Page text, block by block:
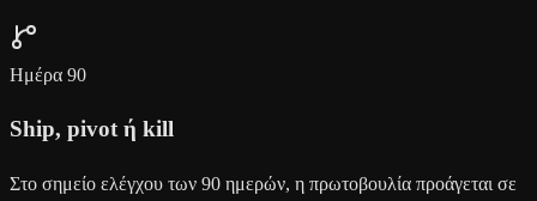
Ημέρα 90
Ship, pivot ή kill
Στο σημείο ελέγχου των 90 ημερών, η πρωτοβουλία προάγεται σε